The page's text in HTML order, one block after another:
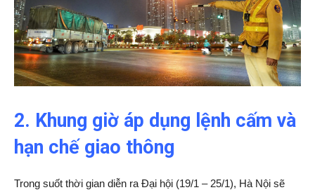
2. Khung giờ áp dụng lệnh cấm và
hạn chế giao thông
Trong suốt thời gian diễn ra Đại hội (19/1 – 25/1), Hà Nội sẽ